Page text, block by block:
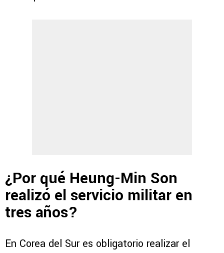
¿Por qué Heung-Min Son
realizó el servicio militar en
tres años?
En Corea del Sur es obligatorio realizar el